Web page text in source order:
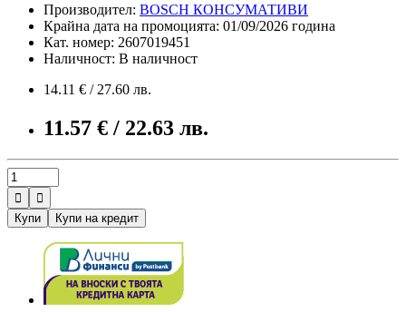
Производител: BOSCH КОНСУМАТИВИ
Крайна дата на промоцията: 01/09/2026 година
Кат. номер: 2607019451
Наличност: В наличност
14.11 € / 27.60 лв.
11.57 € / 22.63 лв.


Купи
Купи на кредит